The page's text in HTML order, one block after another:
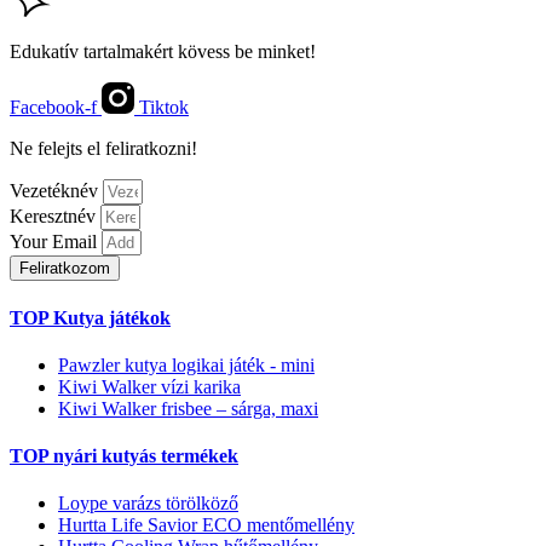
Edukatív tartalmakért kövess be minket!
Facebook-f
Tiktok
Ne felejts el feliratkozni!
Vezetéknév
Keresztnév
Your Email
Feliratkozom
TOP Kutya játékok
Pawzler kutya logikai játék - mini
Kiwi Walker vízi karika
Kiwi Walker frisbee – sárga, maxi
TOP nyári kutyás termékek
Loype varázs törölköző
Hurtta Life Savior ECO mentőmellény